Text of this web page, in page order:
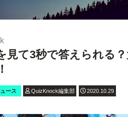
見て3秒で答えられる
ース QuizKnock編集部 2020.10.29